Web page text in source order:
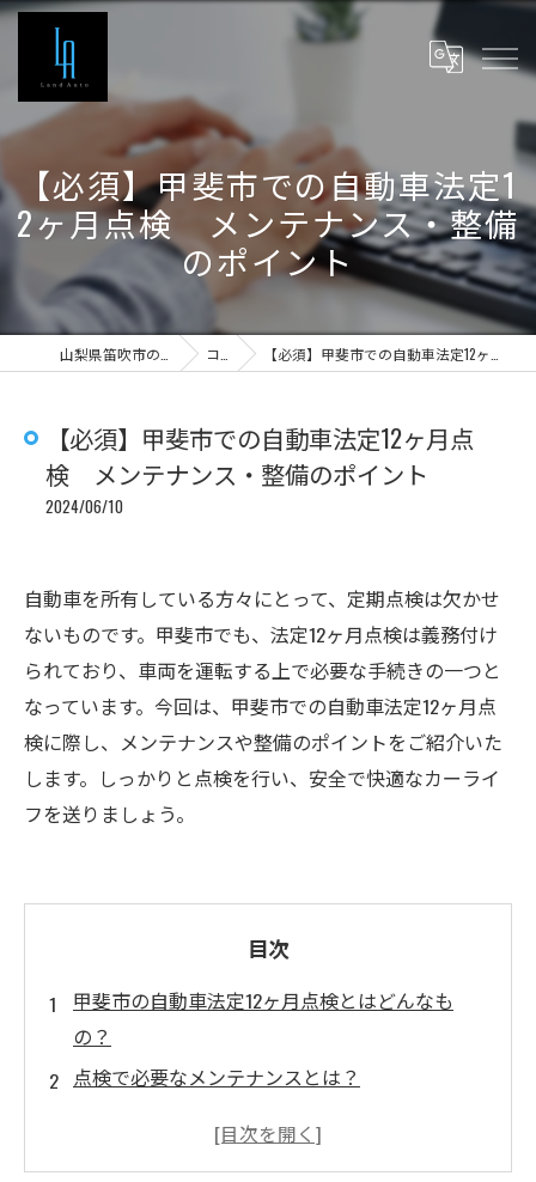
【必須】甲斐市での自動車法定1
2ヶ月点検 メンテナンス・整備
のポイント
コラム 【必須】甲斐市での自動車法定12ヶ月点検 メンテナンス・整備のポイント
【必須】甲斐市での自動車法定12ヶ月点
検 メンテナンス・整備のポイント
2024/06/10
自動車を所有している方々にとって、定期点検は欠かせ
ないものです。甲斐市でも、法定12ヶ月点検は義務付け
られており、車両を運転する上で必要な手続きの一つと
なっています。今回は、甲斐市での自動車法定12ヶ月点
検に際し、メンテナンスや整備のポイントをご紹介いた
します。しっかりと点検を行い、安全で快適なカーライ
フを送りましょう。
目次
甲斐市の自動車法定12ヶ月点検とはどんなも
の？
点検で必要なメンテナンスとは？
整備に必要なポイントを押さえよう